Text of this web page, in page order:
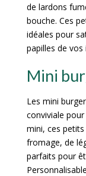
de lardons
bouche. Ces
idéales pour
papilles de vos
Mini
Les mini
conviviale
mini, ces
fromage, de
parfaits pour